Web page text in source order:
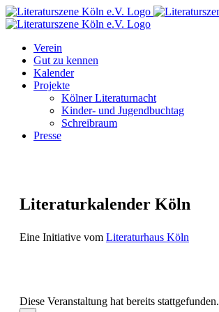
Zum
Inhalt
Facebook
Instagram
E-
Mail
Verein
Gut zu kennen
Kalender
Projekte
Kölner Literaturnacht
Kinder- und Jugendbuchtag
Schreibraum
Presse
Literaturkalender Köln
Eine Initiative vom Literaturhaus Köln
Diese Veranstaltung hat bereits stattgefunden.